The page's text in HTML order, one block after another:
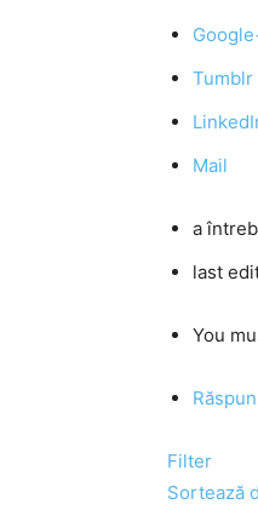
Tumblr
Mail
a
last
You
Filter
Sortează